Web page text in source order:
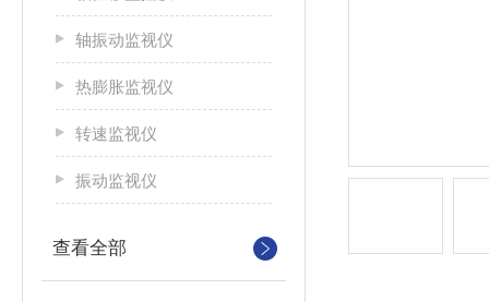
轴振动监视仪
热膨胀监视仪
转速监视仪
振动监视仪
查看全部